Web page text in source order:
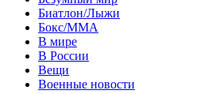
Биатлон/Лыжи
Бокс/MMA
В мире
В России
Вещи
Военные новости